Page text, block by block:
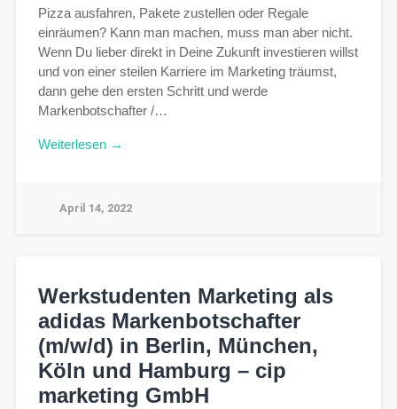
Pizza ausfahren, Pakete zustellen oder Regale
einräumen? Kann man machen, muss man aber nicht.
Wenn Du lieber direkt in Deine Zukunft investieren willst
und von einer steilen Karriere im Marketing träumst,
dann gehe den ersten Schritt und werde
Markenbotschafter /…
Weiterlesen →
April 14, 2022
Werkstudenten Marketing als
adidas Markenbotschafter
(m/w/d) in Berlin, München,
Köln und Hamburg – cip
marketing GmbH